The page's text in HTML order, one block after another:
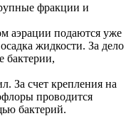
фракции и
аэрации подаются уже
жидкости. За дело
бактерии,
За счет крепления на
проводится
бактерий.